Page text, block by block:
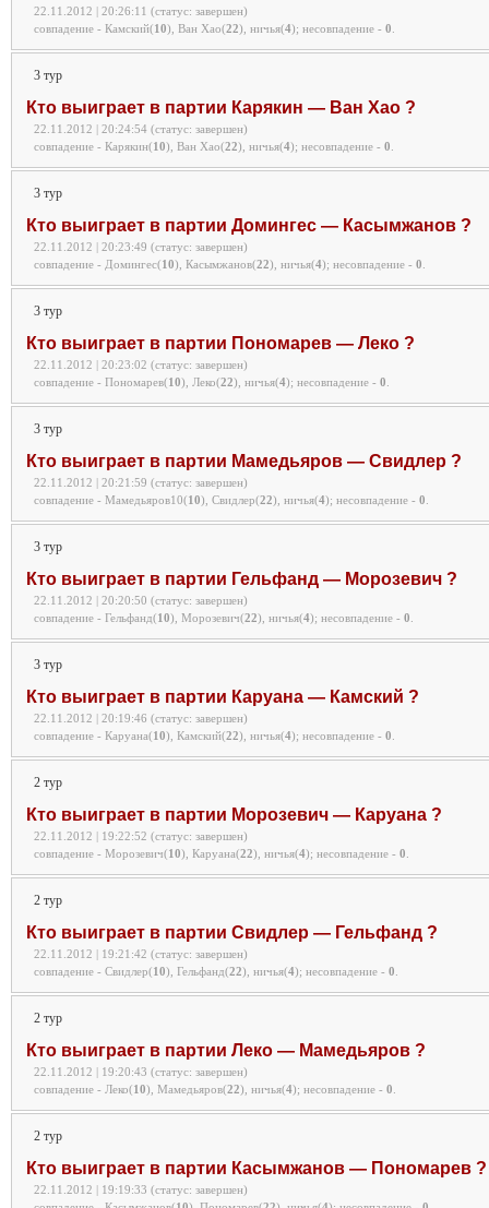
22.11.2012 | 20:26:11 (статус: завершен)
совпадение - Камский(10), Ван Хао(22), ничья(4); несовпадение - 0
3 тур
Кто выиграет в партии Карякин — Ван Хао ?
22.11.2012 | 20:24:54 (статус: завершен)
совпадение - Карякин(10), Ван Хао(22), ничья(4); несовпадение - 0
3 тур
Кто выиграет в партии Домингес — Касымжанов ?
22.11.2012 | 20:23:49 (статус: завершен)
совпадение - Домингес(10), Касымжанов(22), ничья(4); несовпадение - 0
3 тур
Кто выиграет в партии Пономарев — Леко ?
22.11.2012 | 20:23:02 (статус: завершен)
совпадение - Пономарев(10), Леко(22), ничья(4); несовпадение - 0
3 тур
Кто выиграет в партии Мамедьяров — Свидлер ?
22.11.2012 | 20:21:59 (статус: завершен)
совпадение - Мамедьяров10(10), Свидлер(22), ничья(4); несовпадение - 0
3 тур
Кто выиграет в партии Гельфанд — Морозевич ?
22.11.2012 | 20:20:50 (статус: завершен)
совпадение - Гельфанд(10), Морозевич(22), ничья(4); несовпадение - 0
3 тур
Кто выиграет в партии Каруана — Камский ?
22.11.2012 | 20:19:46 (статус: завершен)
совпадение - Каруана(10), Камский(22), ничья(4); несовпадение - 0
2 тур
Кто выиграет в партии Морозевич — Каруана ?
22.11.2012 | 19:22:52 (статус: завершен)
совпадение - Морозевич(10), Каруана(22), ничья(4); несовпадение - 0
2 тур
Кто выиграет в партии Свидлер — Гельфанд ?
22.11.2012 | 19:21:42 (статус: завершен)
совпадение - Свидлер(10), Гельфанд(22), ничья(4); несовпадение - 0
2 тур
Кто выиграет в партии Леко — Мамедьяров ?
22.11.2012 | 19:20:43 (статус: завершен)
совпадение - Леко(10), Мамедьяров(22), ничья(4); несовпадение - 0
2 тур
Кто выиграет в партии Касымжанов — Пономарев ?
22.11.2012 | 19:19:33 (статус: завершен)